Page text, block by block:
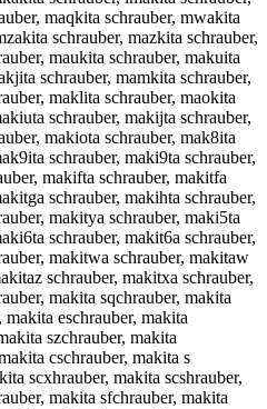
maqkita schrauber, mwakita
schrauber, mazkita schrauber,
maukita schrauber, makuita
schrauber, mamkita schrauber,
maklita schrauber, maokita
schrauber, makijta schrauber,
makiota schrauber, mak8ita
schrauber, maki9ta schrauber,
makifta schrauber, makitfa
schrauber, makihta schrauber,
makitya schrauber, maki5ta
schrauber, makit6a schrauber,
makitwa schrauber, makitaw
schrauber, makitxa schrauber,
makita sqchrauber, makita
eschrauber, makita
szchrauber, makita
cschrauber, makita s
scxhrauber, makita scshrauber,
makita sfchrauber, makita